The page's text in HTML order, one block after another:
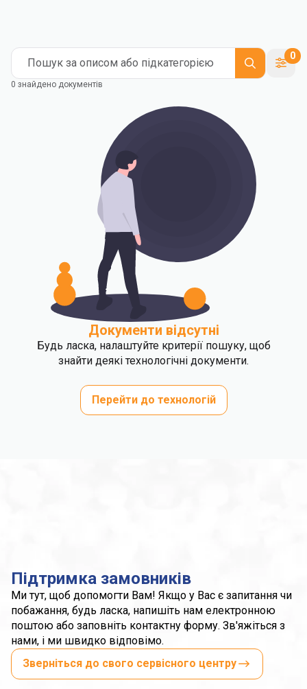
Пошук за описом або підкатегорією
0
0 знайдено документів
Документи відсутні
Будь ласка, налаштуйте критерії пошуку, щоб
знайти деякі технологічні документи.
Перейти до технологій
Підтримка замовників
Ми тут, щоб допомогти Вам! Якщо у Вас є запитання чи
побажання, будь ласка, напишіть нам електронною
поштою або заповніть контактну форму. Зв'яжіться з
нами, і ми швидко відповімо.
Зверніться до свого сервісного центру